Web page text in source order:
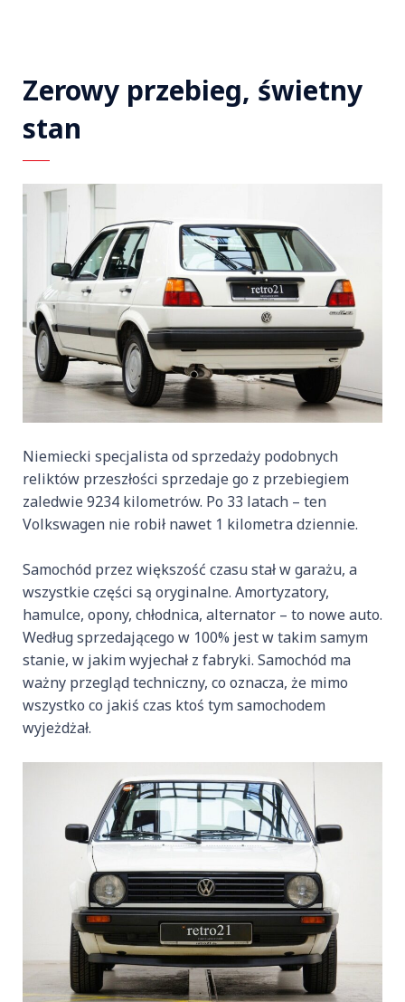
Zerowy przebieg, świetny
stan
Niemiecki specjalista od sprzedaży podobnych
reliktów przeszłości sprzedaje go z przebiegiem
zaledwie 9234 kilometrów. Po 33 latach – ten
Volkswagen nie robił nawet 1 kilometra dziennie.
Samochód przez większość czasu stał w garażu, a
wszystkie części są oryginalne. Amortyzatory,
hamulce, opony, chłodnica, alternator – to nowe auto.
Według sprzedającego w 100% jest w takim samym
stanie, w jakim wyjechał z fabryki. Samochód ma
ważny przegląd techniczny, co oznacza, że mimo
wszystko co jakiś czas ktoś tym samochodem
wyjeżdżał.